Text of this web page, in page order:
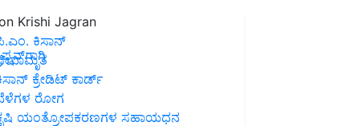
Krishi Jagran
ಕಿಸಾನ್
ಕ್ರೇಡಿಟ್ ಕಾರ್ಡ್
ರೋಗ
ಯಂತ್ರೋಪಕರಣಗಳ ಸಹಾಯಧನ